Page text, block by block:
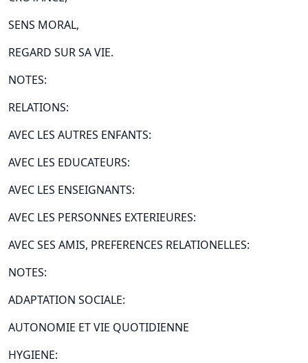
SENS MORAL,
REGARD SUR SA VIE.
NOTES:
RELATIONS:
AVEC LES AUTRES ENFANTS:
AVEC LES EDUCATEURS:
AVEC LES ENSEIGNANTS:
AVEC LES PERSONNES EXTERIEURES:
AVEC SES AMIS, PREFERENCES RELATIONELLES:
NOTES:
ADAPTATION SOCIALE:
AUTONOMIE ET VIE QUOTIDIENNE
HYGIENE: